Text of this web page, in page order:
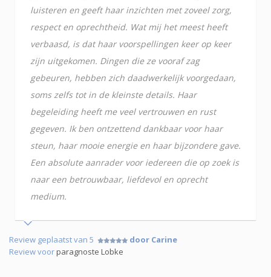
luisteren en geeft haar inzichten met zoveel zorg,
respect en oprechtheid. Wat mij het meest heeft
verbaasd, is dat haar voorspellingen keer op keer
zijn uitgekomen. Dingen die ze vooraf zag
gebeuren, hebben zich daadwerkelijk voorgedaan,
soms zelfs tot in de kleinste details. Haar
begeleiding heeft me veel vertrouwen en rust
gegeven. Ik ben ontzettend dankbaar voor haar
steun, haar mooie energie en haar bijzondere gave.
Een absolute aanrader voor iedereen die op zoek is
naar een betrouwbaar, liefdevol en oprecht
medium.
Review geplaatst van 5
door Carine
Review voorparagnoste Lobke